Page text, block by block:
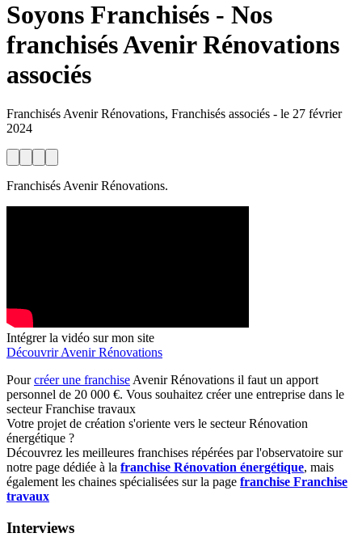
Soyons Franchisés - Nos
franchisés Avenir Rénovations
associés
Franchisés Avenir Rénovations, Franchisés associés - le 27 février
2024
Franchisés Avenir Rénovations.
Intégrer la vidéo sur mon site
Découvrir Avenir Rénovations
Pourcréer une franchiseAvenir Rénovations il faut un apport
personnel de 20 000 €. Vous souhaitez créer une entreprise dans le
secteur Franchise travaux
Votre projet de création s'oriente vers le secteur Rénovation
énergétique ?
Découvrez les meilleures franchises répérées par l'observatoire sur
notre page dédiée à la franchise Rénovation énergétique, mais
également les chaines spécialisées sur la page franchise Franchise
travaux
Interviews